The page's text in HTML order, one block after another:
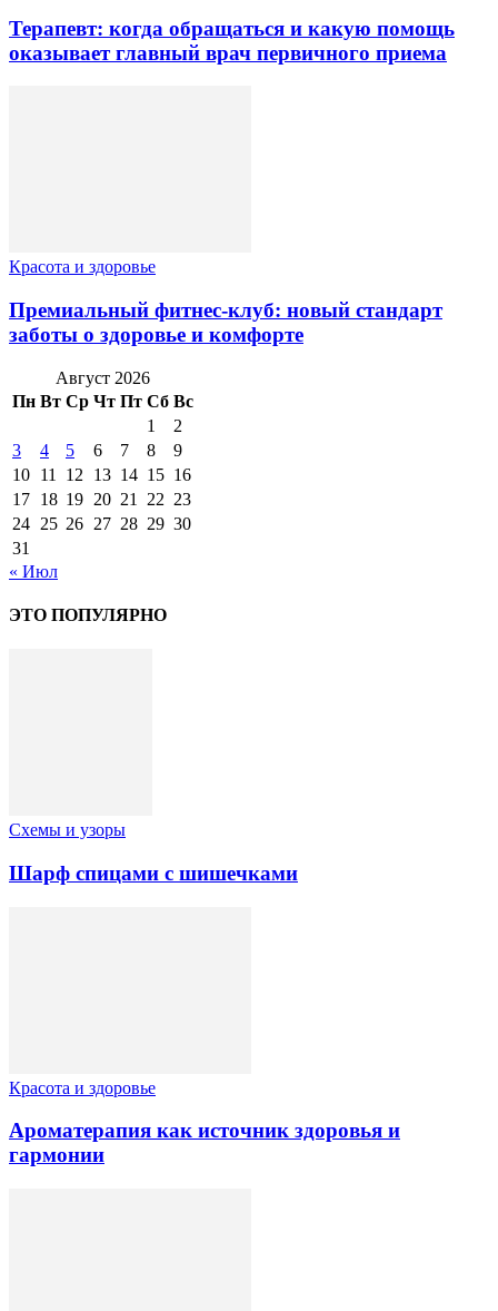
Терапевт: когда обращаться и какую помощь
оказывает главный врач первичного приема
Красота и здоровье
Премиальный фитнес-клуб: новый стандарт
заботы о здоровье и комфорте
Август 2026
Пн Вт Ср Чт Пт Сб Вс
1
2
3
4 5 6 7 8
9
10 11 12 13 14 15 16
17 18 19 20 21 22 23
24 25 26 27 28 29 30
31
« Июл
ЭТО ПОПУЛЯРНО
Схемы и узоры
Шарф спицами с шишечками
Красота и здоровье
Ароматерапия как источник здоровья и
гармонии